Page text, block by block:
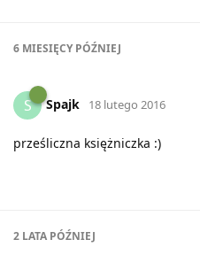
6 MIESIĘCYPÓŹNIEJ
S Spajk 18 lutego 2016
prześliczna księżniczka :)
2 LATA PÓŹNIEJ